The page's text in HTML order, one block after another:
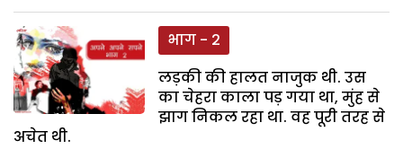
भाग - 2
लड़की की हालत नाजुक थी. उस
का चेहरा काला पड़ गया था, मुंह से
झाग निकल रहा था. वह पूरी तरह से
अचेत थी.